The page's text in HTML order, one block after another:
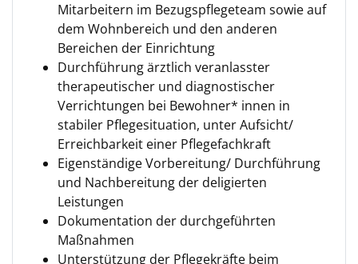
Mitarbeitern im Bezugspflegeteam sowie auf
dem Wohnbereich und den anderen
Bereichen der Einrichtung
Durchführung ärztlich veranlasster
therapeutischer und diagnostischer
Verrichtungen bei Bewohner* innen in
stabiler Pflegesituation, unter Aufsicht/
Erreichbarkeit einer Pflegefachkraft
Eigenständige Vorbereitung/ Durchführung
und Nachbereitung der deligierten
Leistungen
Dokumentation der durchgeführten
Maßnahmen
Unterstützung der Pflegekräfte beim